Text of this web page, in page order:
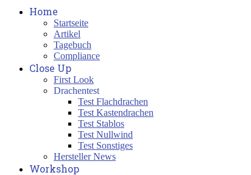
Home
Startseite
Artikel
Tagebuch
Compliance
Close Up
First Look
Drachentest
Test Flachdrachen
Test Kastendrachen
Test Stablos
Test Nullwind
Test Sonstiges
Hersteller News
Workshop